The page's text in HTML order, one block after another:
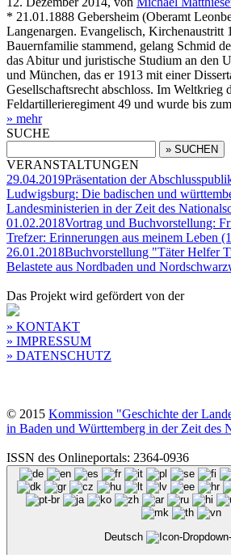
* 21.01.1888 Gebersheim (Oberamt
Langenargen. Evangelisch, Kirchenaustritt
Bauernfamilie stammend, gelang Schmid
das Abitur und juristische Studium an den
und München, das er 1913 mit einer
Gesellschaftsrecht abschloss. Im Weltkrieg
Feldartillerieregiment 49 und wurde bis
» mehr
SUCHE
VERANSTALTUNGEN
29.04.2019Präsentation der
Ludwigsburg: Die badischen und
Landesministerien in der Zeit des
01.02.2018Vortrag und Buchvorstellung:
Trefzer: Erinnerungen aus meinem Leben
26.01.2018Buchvorstellung "Täter Helfer
Belastete aus Nordbaden und
Das Projekt wird gefördert von der
» KONTAKT
» IMPRESSUM
» DATENSCHUTZ
© 2015 Kommission "Geschichte der
in Baden und Württemberg in der Zeit des
ISSN des Onlineportals: 2364-0936
Deutsch